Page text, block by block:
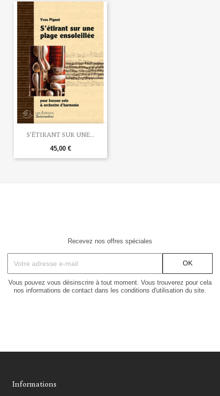
S'ÉTIRANT SUR UNE...
45,00 €
Recevez nos offres spéciales
Vous pouvez vous désinscrire à tout moment. Vous trouverez pour cela
nos informations de contact dans les conditions d'utilisation du site.
Informations